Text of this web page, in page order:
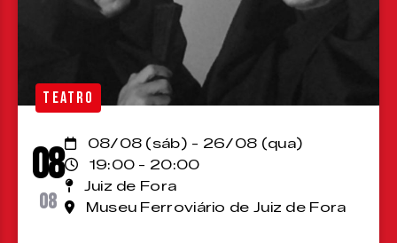
TEATRO
08
08
08/08 (sáb) - 26/08 (qua)
19:00 - 20:00
Juiz de Fora
Museu Ferroviário de Juiz de Fora